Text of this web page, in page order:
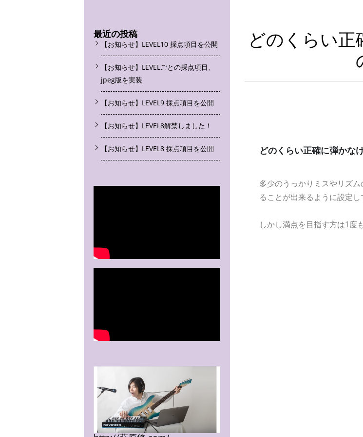
どのくらい正
どのくらい正確に弾かな
多少のうっかりミスやリズ
ることが出来るように設定し
しかし満点を目指す方は1度
最近の投稿
【お知らせ】LEVEL10 採点項目を公開
【お知らせ】LEVELごとの採点項目、
jpeg版を実装
【お知らせ】LEVEL9 採点項目を公開
【お知らせ】LEVEL8解禁しました！
【お知らせ】LEVEL8 採点項目を公開